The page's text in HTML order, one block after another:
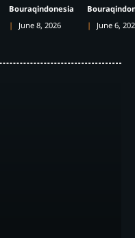
Bouraqindonesia
June 8, 2026
June 6,